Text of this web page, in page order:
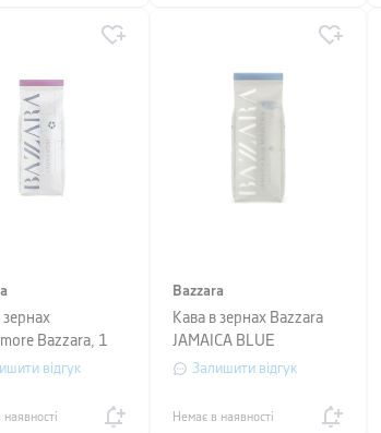
зернах
Bazzara, 1
пакет,
відгук
Bazzara
Кава в зернах Bazzara
JAMAICA BLUE
MOUNTAIN, 0,25 кг,
Залишити відгук
Немає в наявності